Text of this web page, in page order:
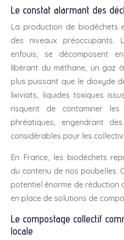
Le constat alarmant des
La production de biodéchets
des niveaux préoccupants.
enfouis, se décomposent
libérant du méthane, un gaz
plus puissant que le dioxyde
lixiviats, liquides toxiques
risquent de contaminer
phréatiques, engendrant
considérables pour les
En France, les biodéchets
du contenu de nos poubelles.
potentiel énorme de réduction
en place de solutions de
Le compostage collectif
locale